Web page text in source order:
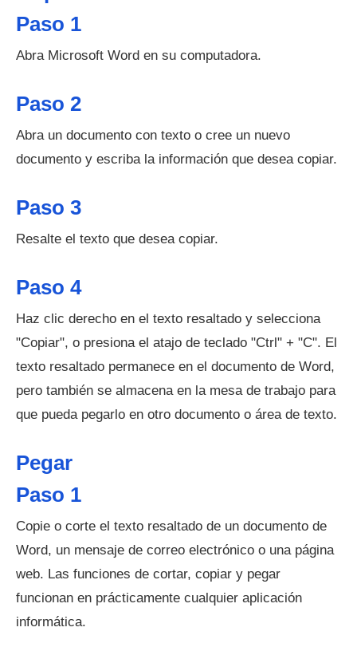
Paso 1
Abra Microsoft Word en su computadora.
Paso 2
Abra un documento con texto o cree un nuevo
documento y escriba la información que desea copiar.
Paso 3
Resalte el texto que desea copiar.
Paso 4
Haz clic derecho en el texto resaltado y selecciona
"Copiar", o presiona el atajo de teclado "Ctrl" + "C". El
texto resaltado permanece en el documento de Word,
pero también se almacena en la mesa de trabajo para
que pueda pegarlo en otro documento o área de texto.
Pegar
Paso 1
Copie o corte el texto resaltado de un documento de
Word, un mensaje de correo electrónico o una página
web. Las funciones de cortar, copiar y pegar
funcionan en prácticamente cualquier aplicación
informática.